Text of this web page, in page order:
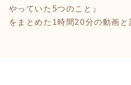
やっていた5つのこと』
をまとめた1時間20分の動画